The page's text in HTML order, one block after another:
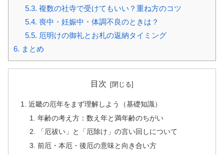
5.3. 複数の社寺で受けてもいい？重ね方のコツ
5.4. 喪中・妊娠中・体調不良のときは？
5.5. 厄明けの御礼とお札の返納タイミング
6. まとめ
目次
近畿の厄年をまず理解しよう（基礎知識）
年齢の考え方：数え年と満年齢のちがい
「厄祓い」と「厄除け」の言い回しについて
前厄・本厄・後厄の意味と向き合い方